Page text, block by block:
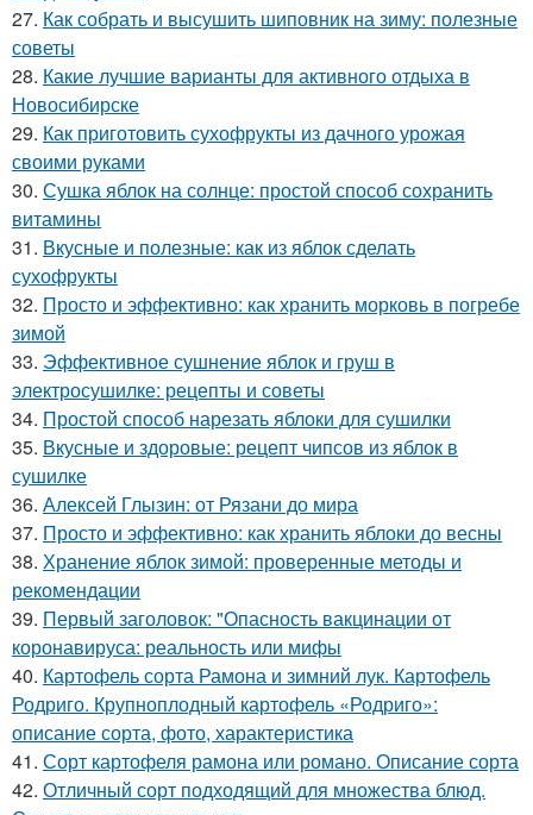
27. Как собрать и высушить шиповник на зиму: полезные
советы
28. Какие лучшие варианты для активного отдыха в
Новосибирске
29. Как приготовить сухофрукты из дачного урожая
своими руками
30. Сушка яблок на солнце: простой способ сохранить
витамины
31. Вкусные и полезные: как из яблок сделать
сухофрукты
32. Просто и эффективно: как хранить морковь в погребе
зимой
33. Эффективное сушнение яблок и груш в
электросушилке: рецепты и советы
34. Простой способ нарезать яблоки для сушилки
35. Вкусные и здоровые: рецепт чипсов из яблок в
сушилке
36. Алексей Глызин: от Рязани до мира
37. Просто и эффективно: как хранить яблоки до весны
38. Хранение яблок зимой: проверенные методы и
рекомендации
39. Первый заголовок: "Опасность вакцинации от
коронавируса: реальность или мифы
40. Картофель сорта Рамона и зимний лук. Картофель
Родриго. Крупноплодный картофель «Родриго»:
описание сорта, фото, характеристика
41. Сорт картофеля рамона или романо. Описание сорта
42. Отличный сорт подходящий для множества блюд.